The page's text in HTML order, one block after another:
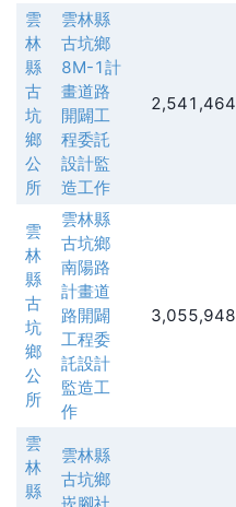
雲
林
縣
古
坑
鄉
公
所
雲林縣
古坑鄉
8M-1計
畫道路
開闢工
程委託
設計監
造工作
2,541,464
雲
林
縣
古
坑
鄉
公
所
雲林縣
古坑鄉
南陽路
計畫道
路開闢
工程委
託設計
監造工
作
3,055,948
雲
林
縣
雲林縣
古坑鄉